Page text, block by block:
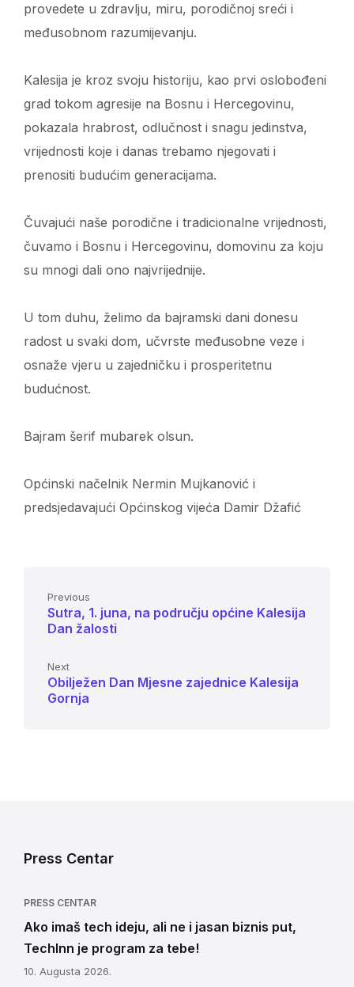
provedete u zdravlju, miru, porodičnoj sreći i
međusobnom razumijevanju.
Kalesija je kroz svoju historiju, kao prvi oslobođeni
grad tokom agresije na Bosnu i Hercegovinu,
pokazala hrabrost, odlučnost i snagu jedinstva,
vrijednosti koje i danas trebamo njegovati i
prenositi budućim generacijama.
Čuvajući naše porodične i tradicionalne vrijednosti,
čuvamo i Bosnu i Hercegovinu, domovinu za koju
su mnogi dali ono najvrijednije.
U tom duhu, želimo da bajramski dani donesu
radost u svaki dom, učvrste međusobne veze i
osnaže vjeru u zajedničku i prosperitetnu
budućnost.
Bajram šerif mubarek olsun.
Općinski načelnik Nermin Mujkanović i
predsjedavajući Općinskog vijeća Damir Džafić
Previous
Sutra, 1. juna, na području općine Kalesija
Dan žalosti
Next
Obilježen Dan Mjesne zajednice Kalesija
Gornja
Press Centar
PRESS CENTAR
Ako imaš tech ideju, ali ne i jasan biznis put,
TechInn je program za tebe!
10. Augusta 2026.